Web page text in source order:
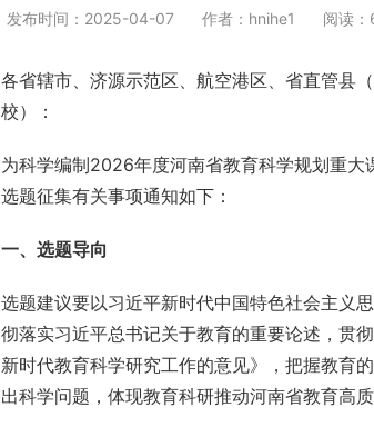
发布时间：2025-04-07 作者：hnihe1 阅读
各省辖市、济源示范区、航空港区、省直管县
校）：
为科学编制2026年度河南省教育科学规划重
选题征集有关事项通知如下：
一、选题导向
选题建议要以习近平新时代中国特色社会主义
彻落实习近平总书记关于教育的重要论述，贯
新时代教育科学研究工作的意见》，把握教育
出科学问题，体现教育科研推动河南省教育高